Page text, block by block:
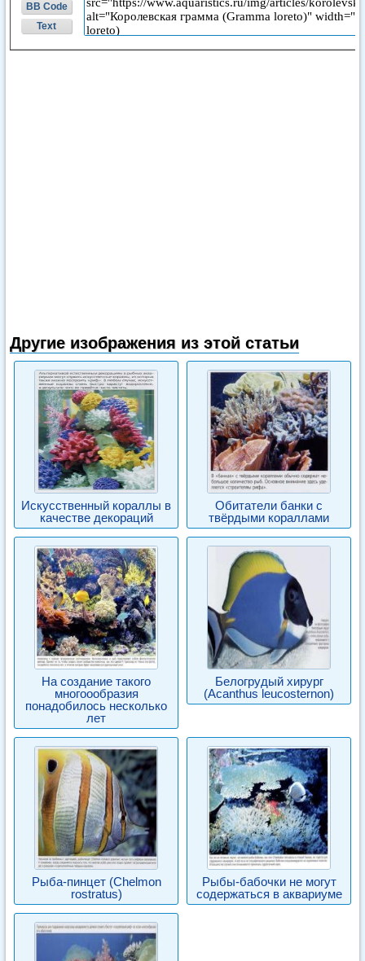
BB Code
Text
Другие изображения из этой статьи
Искусственный кораллы в
качестве декораций
Обитатели банки с
твёрдыми кораллами
На создание такого
многоообразия
понадобилось несколько
лет
Белогрудый хирург
(Acanthus leucosternon)
Рыба-пинцет (Chelmon
rostratus)
Рыбы-бабочки не могут
содержаться в аквариуме